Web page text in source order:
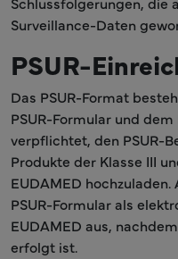
Surveillance-Daten
PSUR-
Das PSUR-Format
PSUR-Formular und
verpflichtet, den PSUR-
Produkte der Klasse III
EUDAMED
PSUR-Formular als
EUDAMED aus,
erfolgt ist.